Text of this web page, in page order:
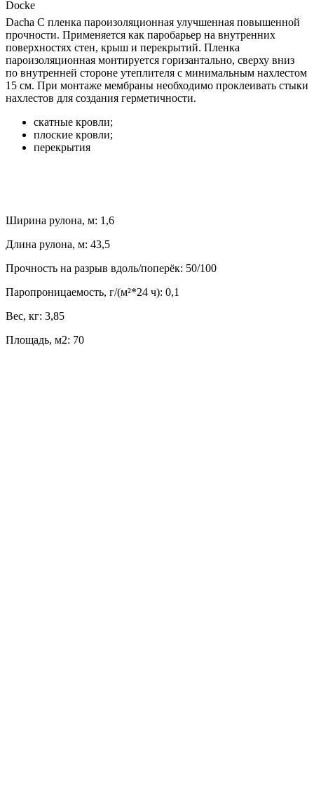
Docke
Dacha C пленка пароизоляционная улучшенная повышенной
прочности. Применяется как паробарьер на внутренних
поверхностях стен, крыш и перекрытий. Пленка
пароизоляционная монтируется горизантально, сверху вниз
по внутренней стороне утеплителя с минимальным нахлестом
15 см. При монтаже мембраны необходимо проклеивать стыки
нахлестов для создания герметичности.
скатные кровли;
плоские кровли;
перекрытия
Ширина рулона, м: 1,6
Длина рулона, м: 43,5
Прочность на разрыв вдоль/поперёк: 50/100
Паропроницаемость, г/(м²*24 ч): 0,1
Вес, кг: 3,85
Площадь, м2: 70